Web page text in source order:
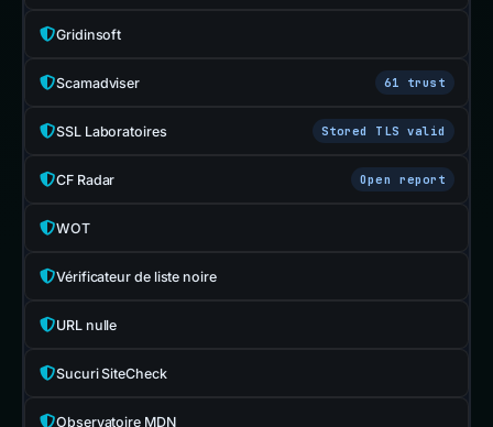
Gridinsoft
Scamadviser 61 trust
SSL Laboratoires Stored TLS valid
CF Radar Open report
WOT
Vérificateur de liste noire
URL nulle
Sucuri SiteCheck
Observatoire MDN